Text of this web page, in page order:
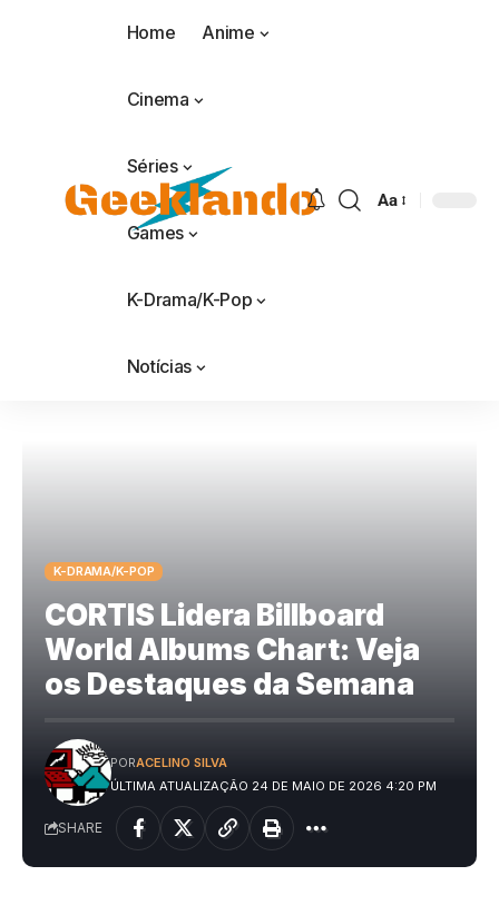
Home Anime
Cinema
Séries
Games
K-Drama/K-Pop
Notícias
Aa
K-DRAMA/K-POP
CORTIS Lidera Billboard
World Albums Chart: Veja
os Destaques da Semana
ÚLTIMA ATUALIZAÇÃO 24 DE MAIO DE 2026 4:20 PM
PORACELINO SILVA
SHARE